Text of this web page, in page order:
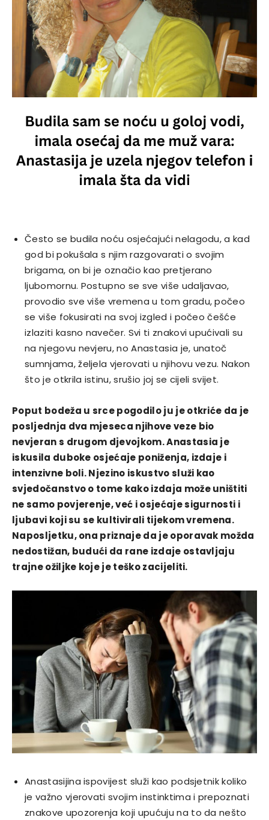
Često se budila noću osjećajući nelagodu, a kad
god bi pokušala s njim razgovarati o svojim
brigama, on bi je označio kao pretjerano
ljubomornu. Postupno se sve više udaljavao,
provodio sve više vremena u tom gradu, počeo
se više fokusirati na svoj izgled i počeo češće
izlaziti kasno navečer. Svi ti znakovi upućivali su
na njegovu nevjeru, no Anastasia je, unatoč
sumnjama, željela vjerovati u njihovu vezu. Nakon
što je otkrila istinu, srušio joj se cijeli svijet.
Poput bodeža u srce pogodilo ju je otkriće da je
posljednja dva mjeseca njihove veze bio
nevjeran s drugom djevojkom. Anastasia je
iskusila duboke osjećaje poniženja, izdaje i
intenzivne boli. Njezino iskustvo služi kao
svjedočanstvo o tome kako izdaja može uništiti
ne samo povjerenje, već i osjećaje sigurnosti i
ljubavi koji su se kultivirali tijekom vremena.
Naposljetku, ona priznaje da je oporavak možda
nedostižan, budući da rane izdaje ostavljaju
trajne ožiljke koje je teško zacijeliti.
Anastasijina ispovijest služi kao podsjetnik koliko
je važno vjerovati svojim instinktima i prepoznati
znakove upozorenja koji upućuju na to da nešto